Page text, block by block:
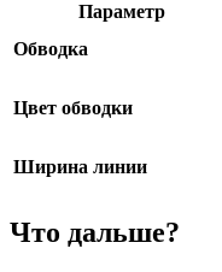
Параметр
Обводка
Цвет обводки
Ширина линии
Что дальше?